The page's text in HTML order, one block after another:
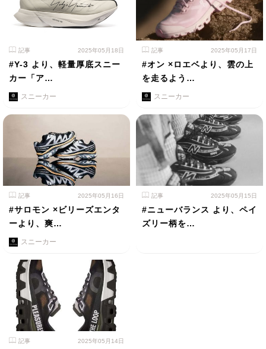
記事 2025年05月18日
#Y-3 より、軽量厚底スニー
カー「ア…
スニーカー
記事 2025年05月17日
#オン ×ロエベより、雲の上
を走るよう…
スニーカー
記事 2025年05月16日
#サロモン ×ビリーズエンタ
ーより、爽…
スニーカー
記事 2025年05月15日
#ニューバランス より、ペイ
ズリー柄を…
記事 2025年05月14日